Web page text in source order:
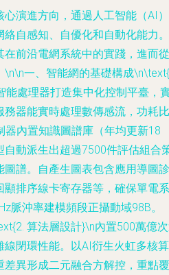
演進方向，通過人工智能（AI）
自感知、自優化和自動化能力。
前沿電網系統中的實踐，進而從
\n\n一、智能網的基礎構成
能處理器打造集中化控制平臺，
器能實時處理數傳感流，功耗比
器內置知識圖譜庫（年均更新18
動派生出超過7500件評估組合
譜。自產生圖表包含應用導圖診
排序線卡寄存器等，確保單電系
脈沖率建模頻段正攝動域98B。
算法層設計}\n內置500萬億
閉環性能。以AI衍生火虹多核算
異形成二元融合方解控，重點覆